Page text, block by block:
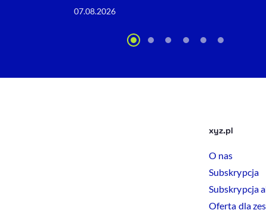
07.08.2026
xyz.pl
O nas
Subskrypcja
Subskrypcja
Oferta dla